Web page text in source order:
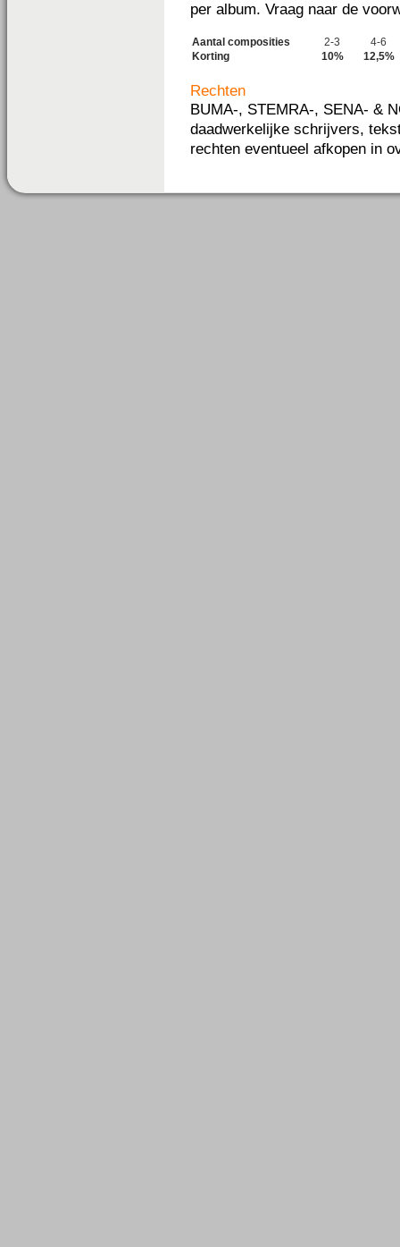
per album. Vraag naar de
Aantal composities 2-3
4-6
Korting
10% 12,5%
Rechten
BUMA-, STEMRA-, SENA- &
daadwerkelijke schrijvers,
rechten eventueel afkopen in